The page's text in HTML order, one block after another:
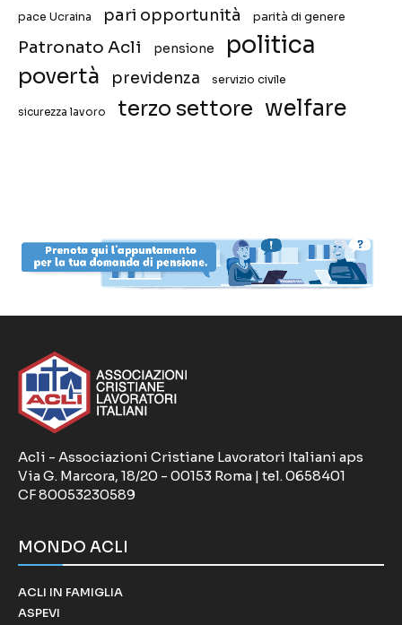
pace Ucraina pari opportunità parità di genere
Patronato Acli pensione politica
povertà previdenza servizio civile
sicurezza lavoro terzo settore welfare
Acli - Associazioni Cristiane Lavoratori Italiani aps
Via G. Marcora, 18/20 - 00153 Roma | tel. 0658401
CF 80053230589
MONDO ACLI
ACLI IN FAMIGLIA
ASPEVI